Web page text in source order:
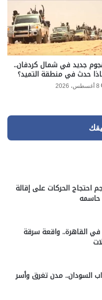
جديد في شمال كردفان..
حدث في منطقة التميد؟
8 أغسطس، 2026
احتجاج الحركات على إقالة
حاسمه
القاهرة.. واقعة سرقة
السودان.. مدن تغرق وأسر